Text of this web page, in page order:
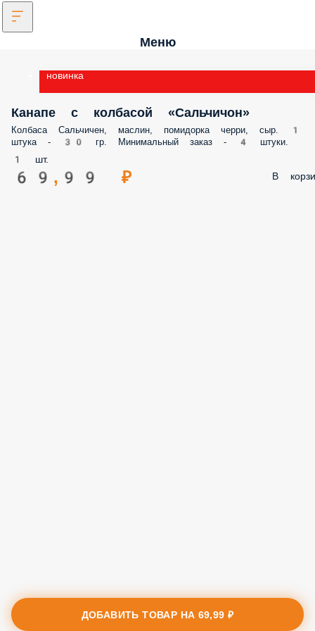
Меню
новинка
Канапе с колбасой «Сальчичон»
Колбаса Сальчичен, маслин, помидорка черри, сыр. 1 штука - 30 гр.
Минимальный заказ - 4 штуки.
1 шт.
69,99 ₽ В
ДОБАВИТЬ ТОВАР НА 69,99 ₽